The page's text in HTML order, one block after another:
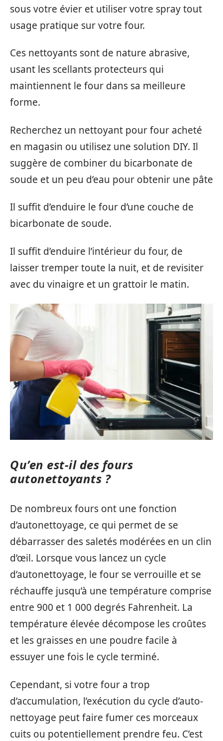
sous votre évier et utiliser votre spray tout
usage pratique sur votre four.
Ces nettoyants sont de nature abrasive,
usant les scellants protecteurs qui
maintiennent le four dans sa meilleure
forme.
Recherchez un nettoyant pour four acheté
en magasin ou utilisez une solution DIY. Il
suggère de combiner du bicarbonate de
soude et un peu d’eau pour obtenir une pâte
Il suffit d’enduire le four d’une couche de
bicarbonate de soude.
Il suffit d’enduire l’intérieur du four, de
laisser tremper toute la nuit, et de revisiter
avec du vinaigre et un grattoir le matin.
Qu’en est-il des fours
autonettoyants ?
De nombreux fours ont une fonction
d’autonettoyage, ce qui permet de se
débarrasser des saletés modérées en un clin
d’œil. Lorsque vous lancez un cycle
d’autonettoyage, le four se verrouille et se
réchauffe jusqu’à une température comprise
entre 900 et 1 000 degrés Fahrenheit. La
température élevée décompose les croûtes
et les graisses en une poudre facile à
essuyer une fois le cycle terminé.
Cependant, si votre four a trop
d’accumulation, l’exécution du cycle d’auto-
nettoyage peut faire fumer ces morceaux
cuits ou potentiellement prendre feu. C’est